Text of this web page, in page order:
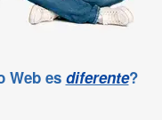
Web es diferente?